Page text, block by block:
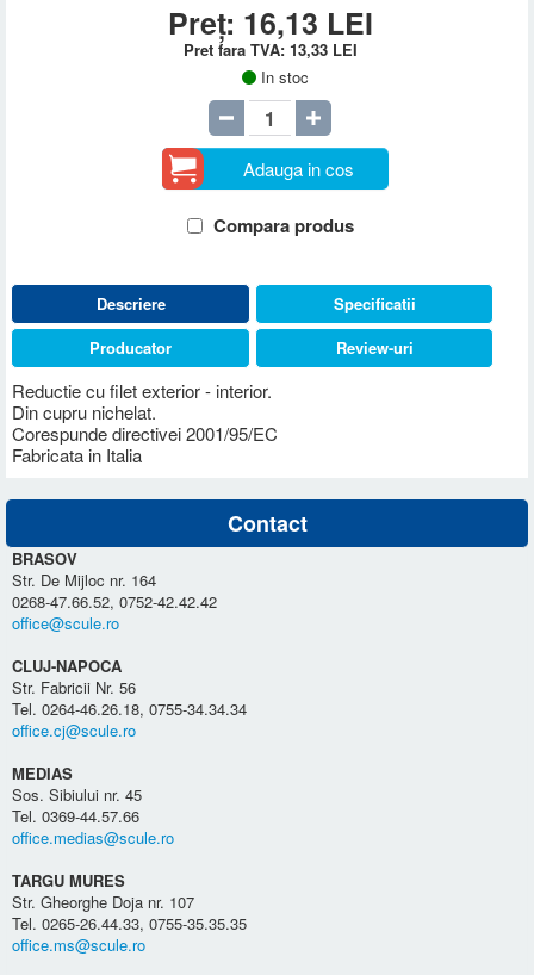
Preț: 16,13 LEI
Pret fara TVA: 13,33 LEI
In stoc
Adauga in cos
Compara produs
Descriere
Reductie cu filet exterior - interior.
Din cupru nichelat.
Corespunde directivei 2001/95/EC
Fabricata in Italia
Specificatii
Producator
Review-uri
Contact
BRASOV
Str. De Mijloc nr. 164
0268-47.66.52, 0752-42.42.42
office@scule.ro
CLUJ-NAPOCA
Str. Fabricii Nr. 56
Tel. 0264-46.26.18, 0755-34.34.34
office.cj@scule.ro
MEDIAS
Sos. Sibiului nr. 45
Tel. 0369-44.57.66
office.medias@scule.ro
TARGU MURES
Str. Gheorghe Doja nr. 107
Tel. 0265-26.44.33, 0755-35.35.35
office.ms@scule.ro